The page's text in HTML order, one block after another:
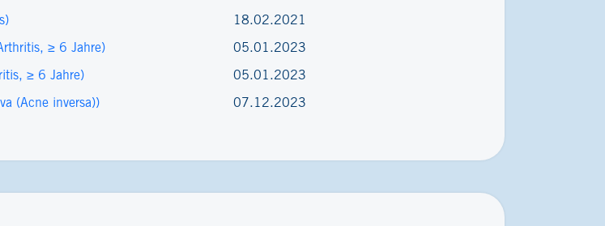
18.02.2021
≥ 6 Jahre) 05.01.2023
≥ 6 Jahre) 05.01.2023
(Acne inversa)) 07.12.2023